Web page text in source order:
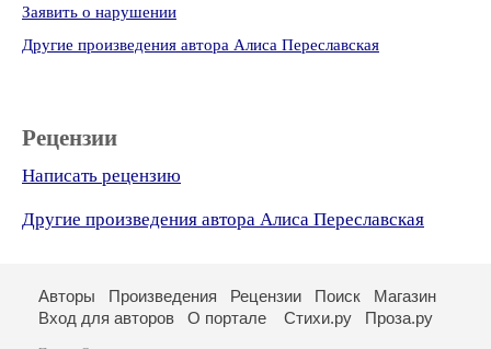
Заявить о нарушении
Другие произведения автора Алиса Переславская
Рецензии
Написать рецензию
Другие произведения автора Алиса Переславская
Авторы Произведения Рецензии Поиск
Магазин
Вход для авторов
О портале Стихи.ру Проза.ру